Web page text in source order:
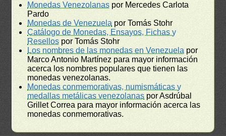
Monedas Venezolanas por Mercedes Carlota
Pardo
Monedas de Venezuela por Tomás Stohr
Catálogo de Monedas, Ensayos, Fichas y
Resellos por Tomás Stohr
Los nombres de las monedas en Venezuela por
Marco Antonio Martínez para mayor información
acerca los nombres populares que tienen las
monedas venezolanas.
Monedas conmemorativas, numismáticas y
medallas metálicas venezolanas por Asdrúbal
Grillet Correa para mayor información acerca las
monedas conmemorativas.